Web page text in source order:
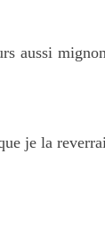
aussi
je la